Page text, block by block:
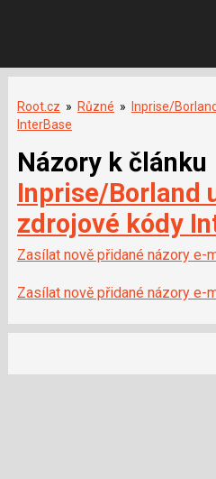
Root.cz » Různé »
Inprise/
InterBase
Názory k článku
Inprise/Borland
zdrojové kódy
Zasílat nově přidané názory e-
Zasílat nově přidané názory e-